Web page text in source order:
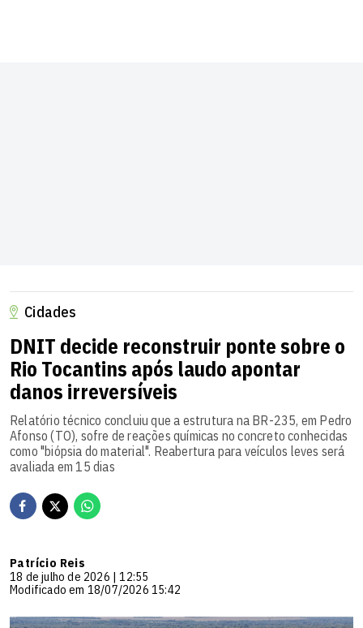
Cidades
DNIT decide reconstruir ponte sobre o
Rio Tocantins após laudo apontar
danos irreversíveis
Relatório técnico concluiu que a estrutura na BR-235, em Pedro
Afonso (TO), sofre de reações químicas no concreto conhecidas
como "biópsia do material". Reabertura para veículos leves será
avaliada em 15 dias
Patrício Reis
18 de julho de 2026 | 12:55
Modificado em 18/07/2026 15:42